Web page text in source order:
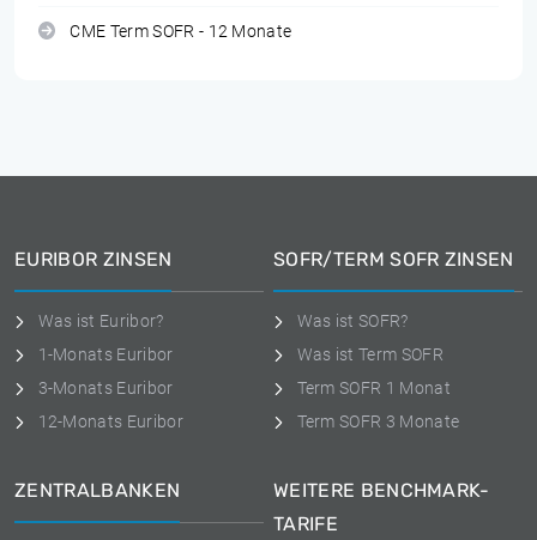
CME Term SOFR - 12 Monate
EURIBOR ZINSEN
Was ist Euribor?
1-Monats Euribor
3-Monats Euribor
12-Monats Euribor
SOFR/TERM SOFR ZINSEN
Was ist SOFR?
Was ist Term SOFR
Term SOFR 1 Monat
Term SOFR 3 Monate
ZENTRALBANKEN
WEITERE BENCHMARK-
TARIFE